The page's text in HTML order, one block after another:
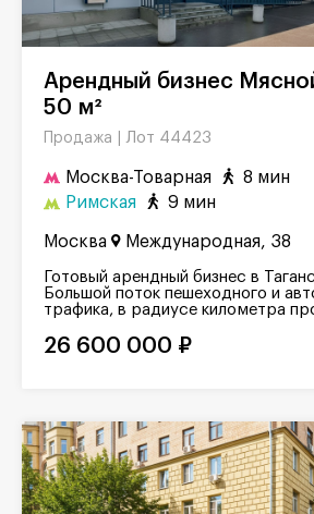
Арендный бизнес Мясной магазин,
50 м²
Продажа | Лот 44423
Москва-Товарная
8 мин
Римская
9 мин
Москва Международная, 38
Готовый арендный бизнес в
Большой поток пешеходного и
трафика, в радиусе километра
26 600 000 ₽